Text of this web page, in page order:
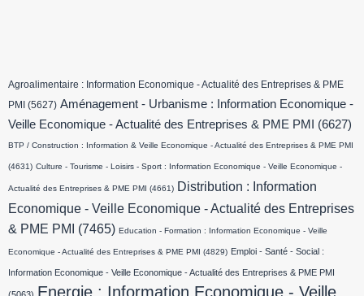
Agroalimentaire : Information Economique - Actualité des Entreprises & PME
PMI (5627) Aménagement - Urbanisme : Information Economique -
Veille Economique - Actualité des Entreprises & PME PMI
(6627)
BTP / Construction : Information & Veille Economique - Actualité des Entreprises & PME PMI
(4631) Culture - Tourisme - Loisirs - Sport : Information Economique - Veille Economique -
Actualité des Entreprises & PME PMI (4661) Distribution : Information
Economique - Veille Economique - Actualité des Entreprises
& PME PMI
(7465) Education - Formation : Information Economique - Veille
Economique - Actualité des Entreprises & PME PMI (4829) Emploi - Santé - Social :
Information Economique - Veille Economique - Actualité des Entreprises & PME PMI
Energie : Information Economique - Veille